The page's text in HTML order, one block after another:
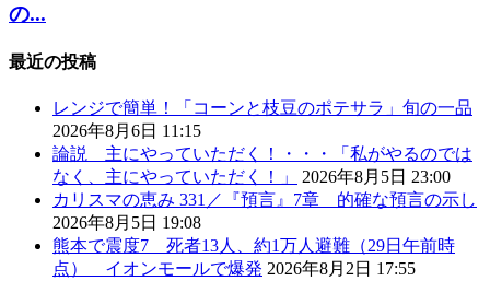
の...
最近の投稿
レンジで簡単！「コーンと枝豆のポテサラ」旬の一品
2026年8月6日 11:15
論説 主にやっていただく！・・・「私がやるのでは
なく、主にやっていただく！」
2026年8月5日 23:00
カリスマの恵み 331／『預言』7章 的確な預言の示し
2026年8月5日 19:08
熊本で震度7 死者13人、約1万人避難（29日午前時
点） イオンモールで爆発 2026年8月2日 17:55